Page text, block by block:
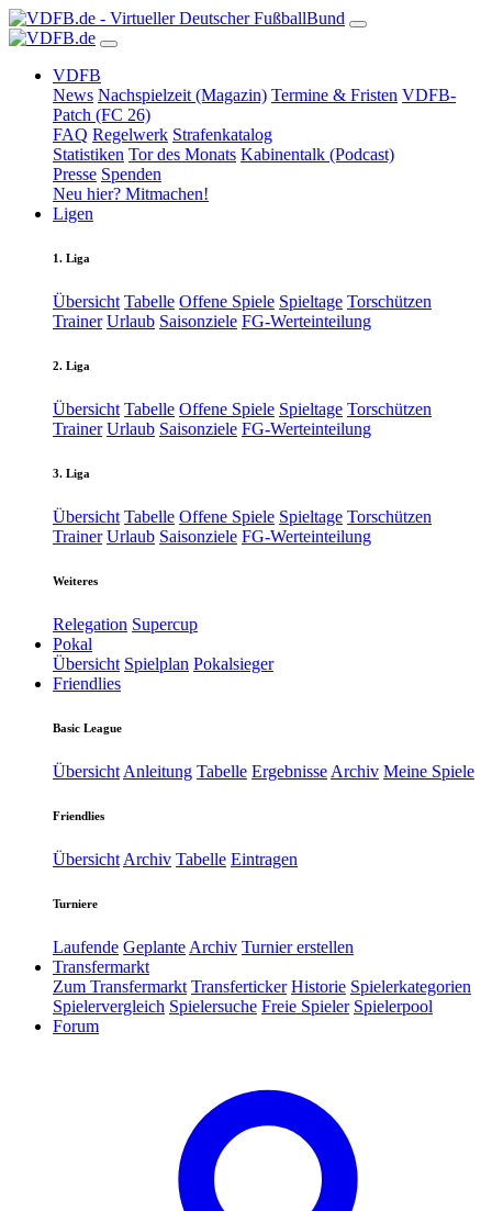
VDFB
News Nachspielzeit (Magazin) Termine & Fristen VDFB-
Patch (FC 26)
FAQ Regelwerk Strafenkatalog
Statistiken Tor des Monats Kabinentalk (Podcast)
Presse Spenden
Neu hier? Mitmachen!
Ligen
1. Liga
Übersicht Tabelle Offene Spiele Spieltage Torschützen
Trainer Urlaub Saisonziele FG-Werteinteilung
2. Liga
Übersicht Tabelle Offene Spiele Spieltage Torschützen
Trainer Urlaub Saisonziele FG-Werteinteilung
3. Liga
Übersicht Tabelle Offene Spiele Spieltage Torschützen
Trainer Urlaub Saisonziele FG-Werteinteilung
Weiteres
Relegation Supercup
Pokal
Übersicht Spielplan Pokalsieger
Friendlies
Basic League
Übersicht Anleitung Tabelle Ergebnisse Archiv Meine Spiele
Friendlies
Übersicht Archiv Tabelle Eintragen
Turniere
Laufende Geplante Archiv Turnier erstellen
Transfermarkt
Zum Transfermarkt Transferticker Historie Spielerkategorien
Spielervergleich Spielersuche Freie Spieler Spielerpool
Forum